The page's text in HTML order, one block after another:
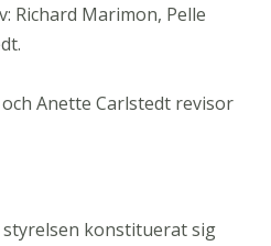
Richard Marimon, Pelle
Anette Carlstedt revisor
konstituerat sig